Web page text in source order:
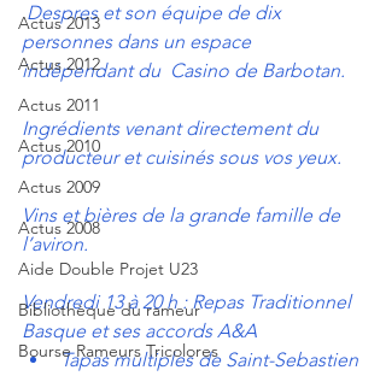
Actus 2013
Actus 2012
Actus 2011
Actus 2010
Actus 2009
Actus 2008
Aide Double Projet U23
Bibliothèque du rameur
Bourse Rameurs Tricolores
Despres et son équipe de dix
personnes dans un espace
indépendant du  Casino de Barbotan.
Ingrédients venant directement du
producteur et cuisinés sous vos yeux.
Vins et bières de la grande famille de
l’aviron.
Vendredi 13 à 20 h : Repas Traditionnel
Basque et ses accords A&A
Tapas multiples de Saint-Sebastien